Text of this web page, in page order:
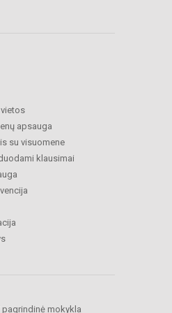
apsauga
su visuomene
klausimai
pagrindinė mokykla